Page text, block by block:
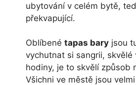
ubytování v celém bytě,
překvapující.
Oblíbené tapas bary jsou
vychutnat si sangrii,
hodiny, je to skvělí způsob
Všichni ve městě jsou